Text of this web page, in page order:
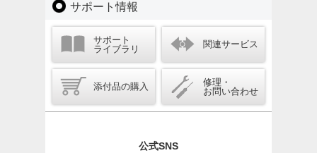
サポート情報
サポート
ライブラリ
関連サービス
添付品の購入
修理・
お問い合わせ
公式SNS